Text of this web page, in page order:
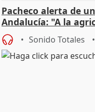
Pacheco alerta de
Andalucía: "A la
Sonido Totales